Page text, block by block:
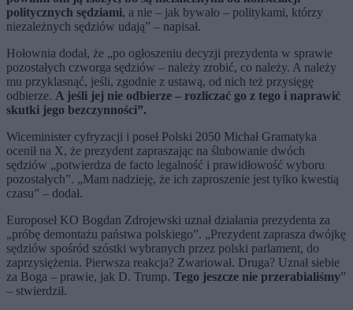
politycznych sędziami, a nie – jak bywało – politykami, którzy
niezależnych sędziów udają” – napisał.
Hołownia dodał, że „po ogłoszeniu decyzji prezydenta w sprawie
pozostałych czworga sędziów – należy zrobić, co należy. A należy
mu przyklasnąć, jeśli, zgodnie z ustawą, od nich też przysięgę
odbierze. A jeśli jej nie odbierze – rozliczać go z tego i naprawić
skutki jego bezczynności”.
Wiceminister cyfryzacji i poseł Polski 2050 Michał Gramatyka
ocenił na X, że prezydent zapraszając na ślubowanie dwóch
sędziów „potwierdza de facto legalność i prawidłowość wyboru
pozostałych”. „Mam nadzieję, że ich zaproszenie jest tylko kwestią
czasu” – dodał.
Europoseł KO Bogdan Zdrojewski uznał działania prezydenta za
„próbę demontażu państwa polskiego”. „Prezydent zaprasza dwójkę
sędziów spośród szóstki wybranych przez polski parlament, do
zaprzysiężenia. Pierwsza reakcja? Zwariował. Druga? Uznał siebie
za Boga – prawie, jak D. Trump. Tego jeszcze nie przerabialiśmy”
– stwierdził.